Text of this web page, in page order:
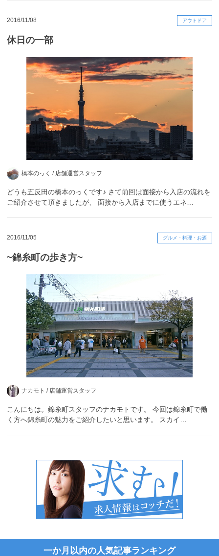
2016/11/08 アウトドア
休日の一部
橋本のっく / 店舗運営スタッフ
どうも五反田の橋本のっくです♪ さて前回は面接から入店の流れを
ご紹介させて頂きましたが、 面接から入店までに使うエネ…
2016/11/05 グルメ・料理・お酒
~錦糸町の歩き方~
ナカモト / 店舗運営スタッフ
こんにちは。錦糸町スタッフのナカモトです。 今回は錦糸町で働
く方へ錦糸町の魅力をご紹介したいと思います。 スカイ…
一か月以内の人気記事ランキング